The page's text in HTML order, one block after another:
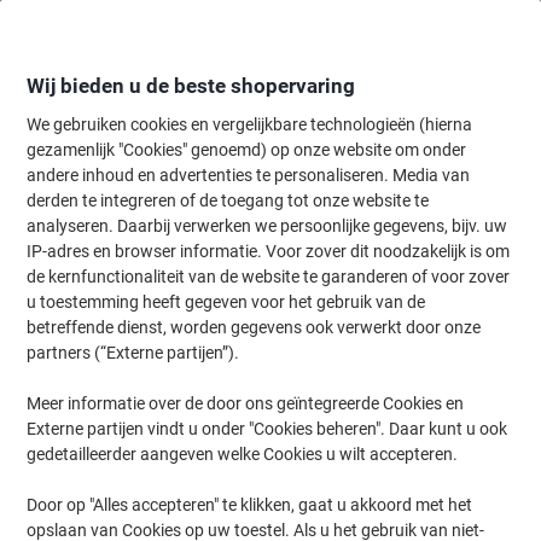
Home Inkt en Toner Zoekmachine
Zoek inkt, toner en labeltape voor uw printer
Kies merk, reeks en model uit de opties hieronder
Canon
LBP
Wij bieden u de beste shopervaring
We gebruiken cookies en vergelijkbare technologieën (hierna
gezamenlijk "Cookies" genoemd) op onze website om onder
andere inhoud en advertenties te personaliseren. Media van
derden te integreren of de toegang tot onze website te
analyseren. Daarbij verwerken we persoonlijke gegevens, bijv. uw
IP-adres en browser informatie. Voor zover dit noodzakelijk is om
de kernfunctionaliteit van de website te garanderen of voor zover
u toestemming heeft gegeven voor het gebruik van de
betreffende dienst, worden gegevens ook verwerkt door onze
partners (“Externe partijen”).
Meer informatie over de door ons geïntegreerde Cookies en
Externe partijen vindt u onder "Cookies beheren". Daar kunt u ook
gedetailleerder aangeven welke Cookies u wilt accepteren.
Door op "Alles accepteren" te klikken, gaat u akkoord met het
opslaan van Cookies op uw toestel. Als u het gebruik van niet-